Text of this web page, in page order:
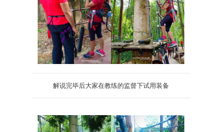
解说完毕后大家在教练的监督下试用装备